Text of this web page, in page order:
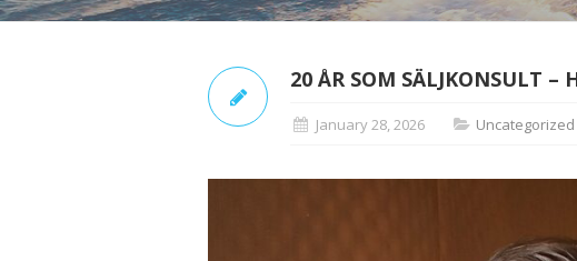
20 ÅR SOM SÄLJKONSULT –
January 28, 2026 Uncategorized